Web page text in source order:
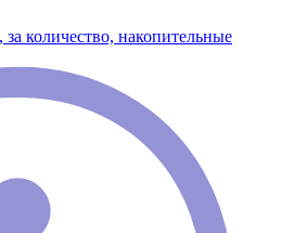
количество, накопительные